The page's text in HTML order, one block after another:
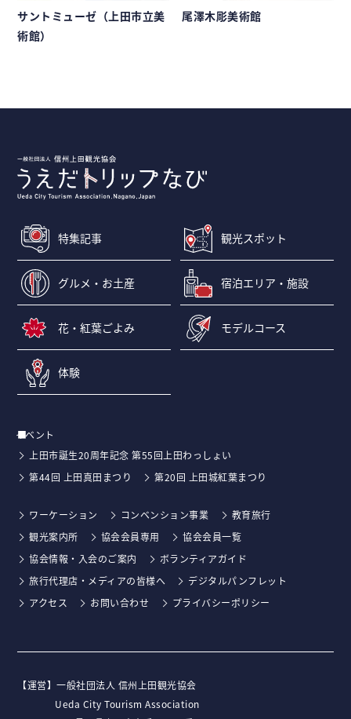
サントミューゼ（上田市立美
術館）
尾澤木彫美術館
特集記事 観光スポット
グルメ・お土産 宿泊エリア・施設
花・紅葉ごよみ モデルコース
体験
イベント
上田市誕生20周年記念 第55回上田わっしょい
第44回 上田真田まつり
第20回 上田城紅葉まつり
ワーケーション コンベンション事業
教育旅行
観光案内所
協会会員専用
協会会員一覧
協会情報・入会のご案内
ボランティアガイド
旅行代理店・メディアの皆様へ
デジタルパンフレット
アクセス
お問い合わせ プライバシーポリシー
【運営】⼀般社団法⼈ 信州上⽥観光協会
Ueda City Tourism Association